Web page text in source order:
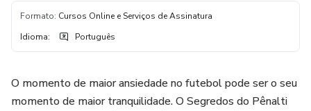
Formato: Cursos Online e Serviços de Assinatura
Idioma: Português
O momento de maior ansiedade no futebol pode ser o seu
momento de maior tranquilidade. O Segredos do Pênalti